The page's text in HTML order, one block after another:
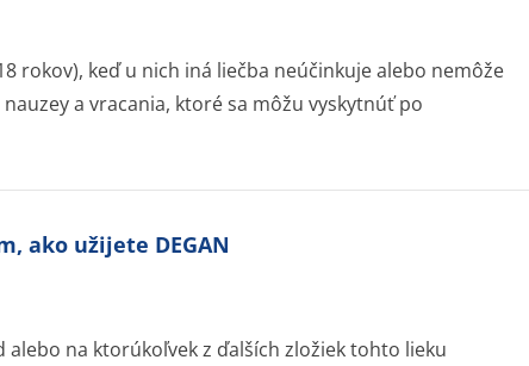
rokov), keď u nich iná liečba neúčinkuje alebo nemôže
a vracania, ktoré sa môžu vyskytnúť po
ako užijete DEGAN
na ktorúkoľvek z ďalších zložiek tohto lieku